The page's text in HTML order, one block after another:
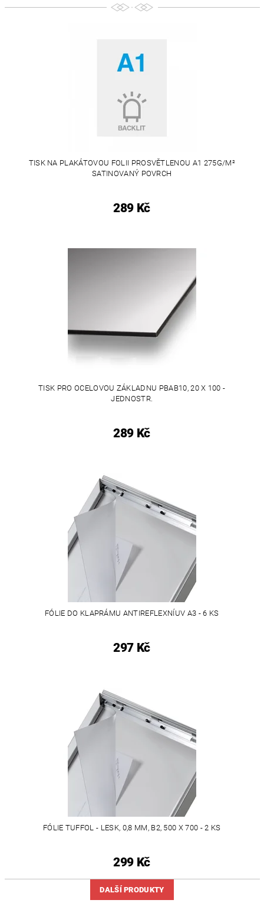
TISK NA PLAKÁTOVOU FOLII PROSVĚTLENOU A1 275G/M²
SATINOVANÝ POVRCH
289 Kč
TISK PRO OCELOVOU ZÁKLADNU PBAB10, 20 X 100 -
JEDNOSTR.
289 Kč
FÓLIE DO KLAPRÁMU ANTIREFLEXNÍUV A3 - 6 KS
297 Kč
FÓLIE TUFFOL - LESK, 0,8 MM, B2, 500 X 700 - 2 KS
299 Kč
DALŠÍ PRODUKTY